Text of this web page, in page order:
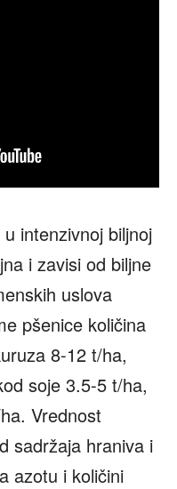
intenzivnoj biljnoj
i zavisi od biljne
uslova
pšenice količina
8-12 t/ha,
soje 3.5-5 t/ha,
Vrednost
sadržaja hraniva i
azotu i količini